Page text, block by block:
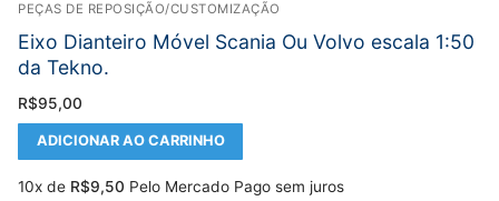
PEÇAS DE REPOSIÇÃO/CUSTOMIZAÇÃO
Eixo Dianteiro Móvel Scania Ou Volvo escala 1:50
da Tekno.
R$95,00
ADICIONAR AO CARRINHO
10x de R$9,50 Pelo Mercado Pago sem juros